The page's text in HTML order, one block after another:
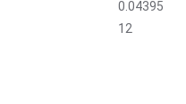
0.04395
12